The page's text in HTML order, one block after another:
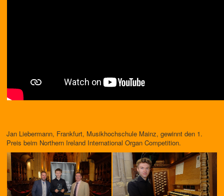
Jan Liebermann, Frankfurt, Musikhochschule Mainz, gewinnt den 1.
Preis beim Northern Ireland International Organ Competition.